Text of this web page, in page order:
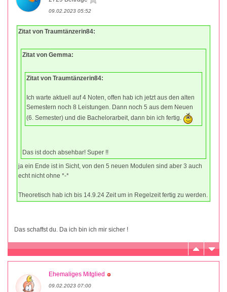
09.02.2023 05:52
Zitat von Traumtänzerin84:
Zitat von Gemma:
Zitat von Traumtänzerin84:
Ich warte aktuell auf 4 Noten, offen hab ich jetzt aus den alten
Semestern noch 8 Leistungen. Dann noch 5 aus dem Neuen
(6. Semester) und die Bachelorarbeit, dann bin ich fertig.
Das ist doch absehbar! Super !!
ja ein Ende ist in Sicht, von den 5 neuen Modulen sind aber 3 auch
echt nicht ohne *-*
Theoretisch hab ich bis 14.9.24 Zeit um in Regelzeit fertig zu werden.
Das schaffst du. Da ich bin ich mir sicher !
Ehemaliges Mitglied
09.02.2023 07:00